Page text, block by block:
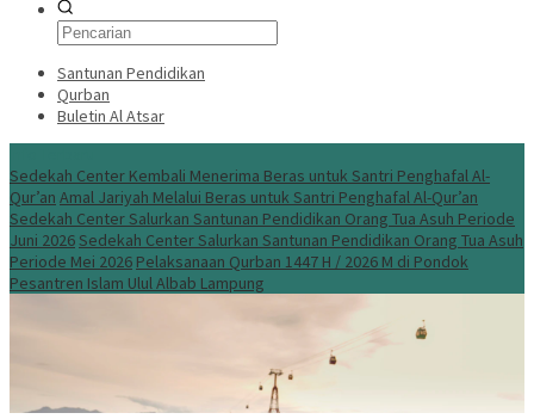
Santunan Pendidikan
Qurban
Buletin Al Atsar
Sedekah Center Kembali Menerima Beras untuk Santri Penghafal Al-
Qur’an Amal Jariyah Melalui Beras untuk Santri Penghafal Al-Qur’an
Sedekah Center Salurkan Santunan Pendidikan Orang Tua Asuh Periode
Juni 2026Sedekah Center Salurkan Santunan Pendidikan Orang Tua Asuh
Periode Mei 2026 Pelaksanaan Qurban 1447 H / 2026 M di Pondok
Pesantren Islam Ulul Albab Lampung